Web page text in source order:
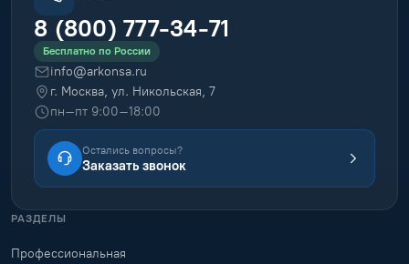
8 (800) 777-34-71
Бесплатно по России
info@arkonsa.ru
г. Москва, ул. Никольская, 7
пн–пт 9:00–18:00
Остались вопросы?
Заказать звонок
РАЗДЕЛЫ
Профессиональная